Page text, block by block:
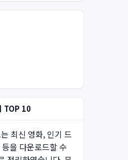
TOP 10
최신 영화, 인기 드
을 다운로드할 수